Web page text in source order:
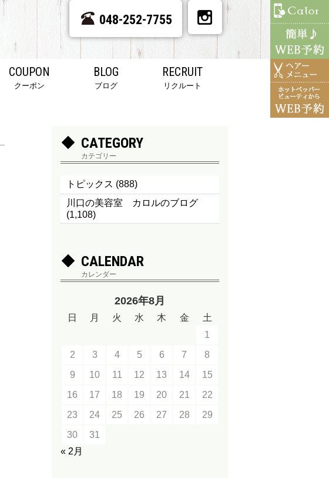
048-252-7755
COUPON
クーポン
BLOG
ブログ
RECRUIT
リクルート
CATEGORY
カテゴリー
トピックス (888)
川口の美容室 カロルのブログ
(1,108)
CALENDAR
カレンダー
2026年8月
日 月 火 水 木 金
土
1
2
3 4 5 6 7
8
9
10 11 12 13 14
15
16
17 18 19 20 21
22
23
24 25 26 27 28
29
30
31
« 2月